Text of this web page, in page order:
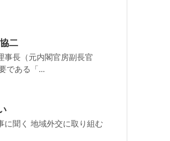
二
事長（元内閣官房副長官
である「...
に聞く 地域外交に取り組む